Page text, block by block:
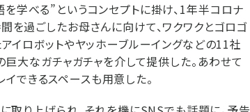
学べる”というコンセプトに掛け、1年半コロナ
過ごしたお母さんに向けて、ワクワクとゴロゴ
イロボットやヤッホーブルーイングなどの11社
大なガチャガチャを介して提供した。あわせて
できるスペースも用意した。